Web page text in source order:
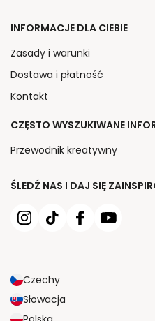
ŚLEDŹ NAS I DAJ SIĘ
Czechy
Słowacja
INFORMACJE DLA CIEBIE
Zasady i warunki
Dostawa i płatność
Kontakt
CZĘSTO WYSZUKIWANE
Przewodnik kreatywny